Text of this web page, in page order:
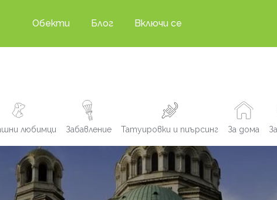
Обекти Блог Включи се
любимци Забавление Татуировки и пиърсинг За дома